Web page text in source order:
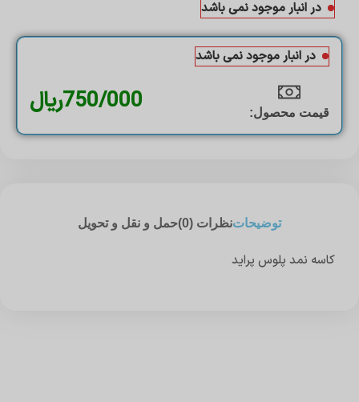
در انبار موجود نمی باشد
در انبار موجود نمی باشد
قیمت محصول:​ 750/000ریال
توضیحاتنظرات (0) حمل و نقل و تحویل
کاسه نمد پلوس پراید